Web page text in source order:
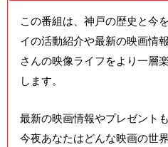
この番組は、神戸の歴史と今
イの活動紹介や最新の映画情
さんの映像ライフをより一層
します。
最新の映画情報やプレゼント
今夜あなたはどんな映画の世